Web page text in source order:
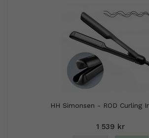
HH Simonsen - ROD Curling
1 539 kr